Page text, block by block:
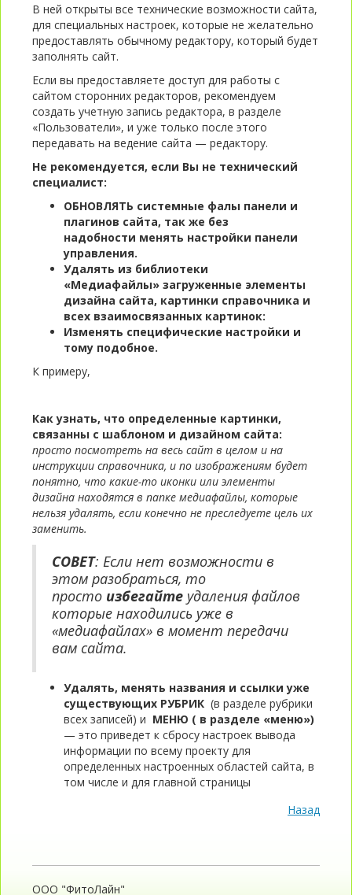
В ней открыты все технические возможности сайта,
для специальных настроек, которые не желательно
предоставлять обычному редактору, который будет
заполнять сайт.
Если вы предоставляете доступ для работы с
сайтом сторонних редакторов, рекомендуем
создать учетную запись редактора, в разделе
«Пользователи», и уже только после этого
передавать на ведение сайта — редактору.
Не рекомендуется, если Вы не технический
специалист:
ОБНОВЛЯТЬ системные фалы панели и
плагинов сайта, так же без
надобности менять настройки панели
управления.
Удалять из библиотеки
«Медиафайлы» загруженные элементы
дизайна сайта, картинки справочника и
всех взаимосвязанных картинок:
Изменять специфические настройки и
тому подобное.
К примеру,
Как узнать, что определенные картинки,
связанны с шаблоном и дизайном сайта:
просто посмотреть на весь сайт в целом и на
инструкции справочника, и по изображениям будет
понятно, что какие-то иконки или элементы
дизайна находятся в папке медиафайлы, которые
нельзя удалять, если конечно не преследуете цель их
заменить.
СОВЕТ: Если нет возможности в
этом разобраться, то
просто избегайте удаления файлов
которые находились уже в
«медиафайлах» в момент передачи
вам сайта.
Удалять, менять названия и ссылки уже
существующих РУБРИК (в разделе рубрики
всех записей) и МЕНЮ ( в разделе «меню»)
— это приведет к сбросу настроек вывода
информации по всему проекту для
определенных настроенных областей сайта, в
том числе и для главной страницы
Назад
ООО "ФитоЛайн"